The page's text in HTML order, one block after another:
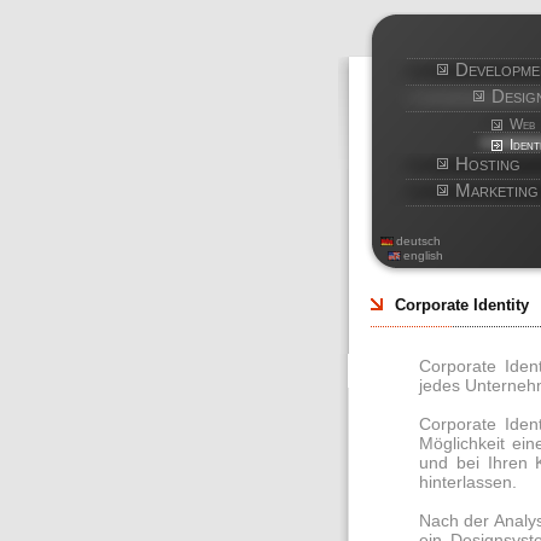
Web
Hosting
Marketing
deutsch
english
Corporate Identity
Corporate
jedes
Corporate
Möglichkeit
und bei Ihren
hinterlassen.
Nach der